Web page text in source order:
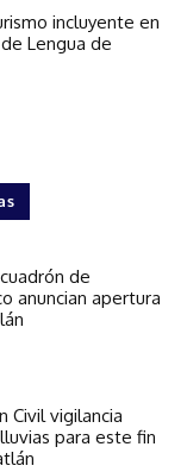
incluyente en
Lengua de
de
anuncian apertura
Civil vigilancia
para este fin